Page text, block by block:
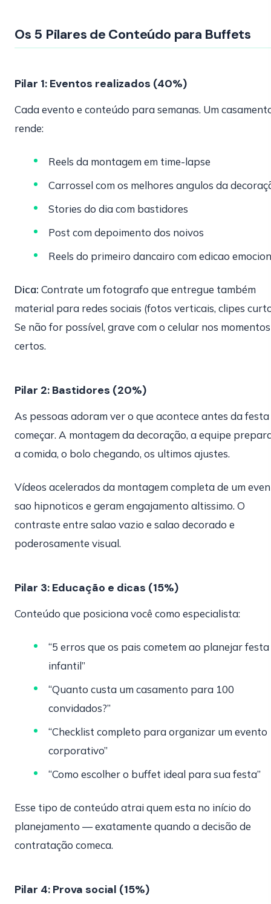
Os 5 Pilares de Conteúdo para Buffets
Pilar 1: Eventos realizados (40%)
Cada evento e conteúdo para semanas. Um
rende:
Reels da montagem em time-lapse
Carrossel com os melhores angulos da
Stories do dia com bastidores
Post com depoimento dos noivos
Reels do primeiro dancairo com edicao
Dica: Contrate um fotografo que entregue também
material para redes sociais (fotos verticais, clipes
Se não for possível, grave com o celular nos momentos
certos.
Pilar 2: Bastidores (20%)
As pessoas adoram ver o que acontece antes da festa
começar. A montagem da decoração, a equipe
a comida, o bolo chegando, os ultimos ajustes.
Vídeos acelerados da montagem completa de um
sao hipnoticos e geram engajamento altissimo. O
contraste entre salao vazio e salao decorado e
poderosamente visual.
Pilar 3: Educação e dicas (15%)
Conteúdo que posiciona você como especialista:
“5 erros que os pais cometem ao planejar festa
infantil”
“Quanto custa um casamento para 100
convidados?”
“Checklist completo para organizar um evento
corporativo”
“Como escolher o buffet ideal para sua festa”
Esse tipo de conteúdo atrai quem esta no início do
planejamento — exatamente quando a decisão de
contratação comeca.
Pilar 4: Prova social (15%)